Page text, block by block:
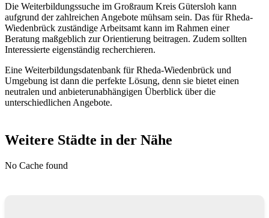
Die Weiterbildungssuche im Großraum Kreis Gütersloh kann
aufgrund der zahlreichen Angebote mühsam sein. Das für Rheda-
Wiedenbrück zuständige Arbeitsamt kann im Rahmen einer
Beratung maßgeblich zur Orientierung beitragen. Zudem sollten
Interessierte eigenständig recherchieren.
Eine Weiterbildungsdatenbank für Rheda-Wiedenbrück und
Umgebung ist dann die perfekte Lösung, denn sie bietet einen
neutralen und anbieterunabhängigen Überblick über die
unterschiedlichen Angebote.
Weitere Städte in der Nähe
No Cache found